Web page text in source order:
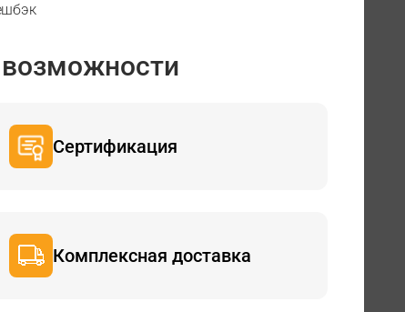
Сертификация
Комплексная доставка